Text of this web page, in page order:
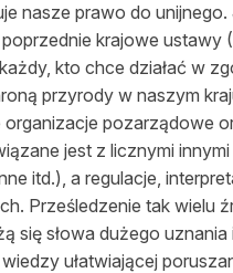
nasze prawo do unijnego.
krajowe ustawy
kto chce działać w
przyrody w naszym
pozarządowe
jest z licznymi
itd.), a regulacje,
Prześledzenie tak wielu
się słowa dużego
ułatwiającej